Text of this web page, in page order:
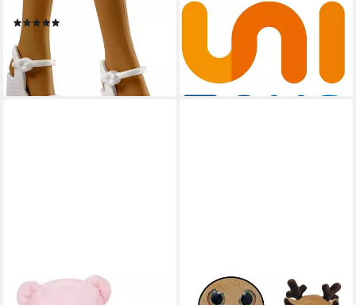
Accessoires-Kollektion
ab 15,99 € 29,99 €
-47%
lieferbar - in 1-2 Werktagen bei dir
- versch. Größen - Plüsch-Bär,
Panda, Plüschtier, zu 100 %
recyceltes Füllmaterial
18,95 €
lieferbar - in 6-7 Werktagen bei dir